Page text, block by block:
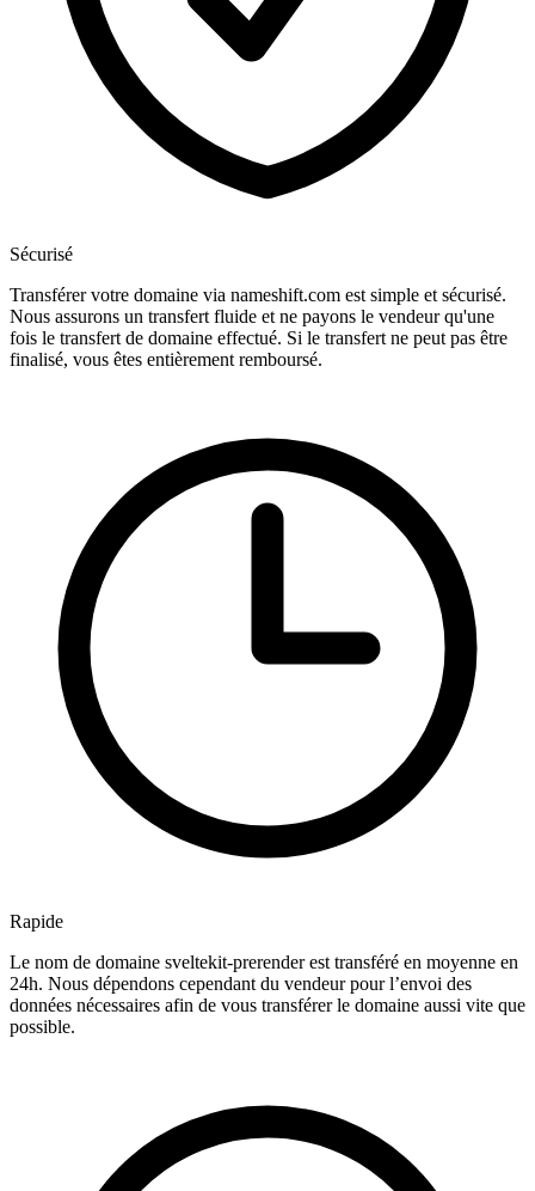
Sécurisé
Transférer votre domaine via nameshift.com est simple et sécurisé.
Nous assurons un transfert fluide et ne payons le vendeur qu'une
fois le transfert de domaine effectué. Si le transfert ne peut pas être
finalisé, vous êtes entièrement remboursé.
Rapide
Le nom de domaine sveltekit-prerender est transféré en moyenne en
24h. Nous dépendons cependant du vendeur pour l’envoi des
données nécessaires afin de vous transférer le domaine aussi vite que
possible.